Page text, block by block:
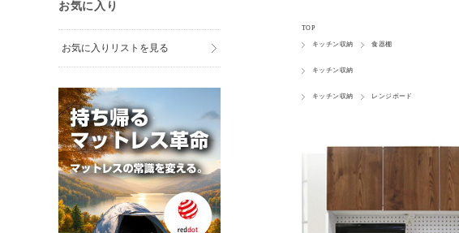
TOP
キッチン収納 食器棚
キッチン収納
キッチン収納 レンジボード
お気に入り
お気に入りリストを見る